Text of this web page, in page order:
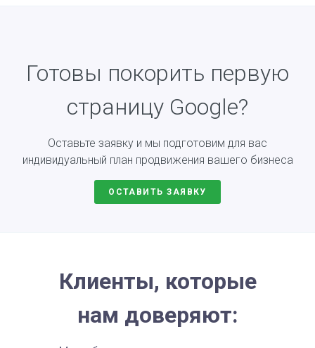
Готовы покорить первую
страницу Google?
Оставьте заявку и мы подготовим для вас
индивидуальный план продвижения вашего бизнеса
ОСТАВИТЬ ЗАЯВКУ
Клиенты, которые
нам доверяют: